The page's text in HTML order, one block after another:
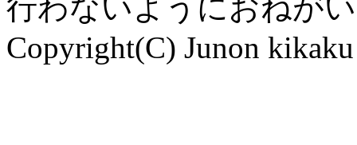
行わないようにおねが
Copyright(C) Junon